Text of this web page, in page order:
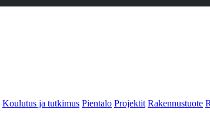
Koulutus ja tutkimus Pientalo Projektit Rakennustuote